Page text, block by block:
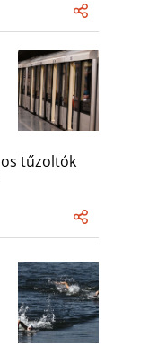
tűzoltók